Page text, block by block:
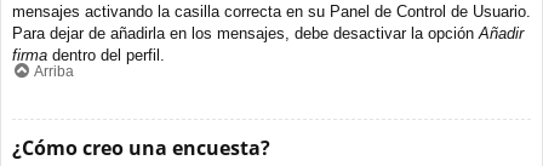
mensajes activando la casilla correcta en su Panel de Control de Usuario.
Para dejar de añadirla en los mensajes, debe desactivar la opción Añadir
firma dentro del perfil.
Arriba
¿Cómo creo una encuesta?